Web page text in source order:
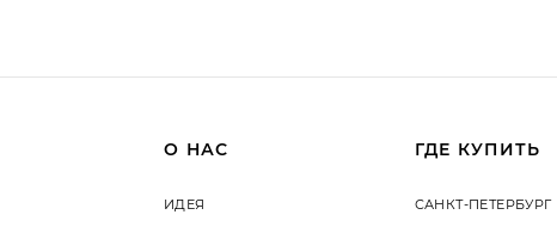
О НАС
ИДЕЯ
ГДЕ КУПИТЬ
САНКТ-ПЕТЕРБУРГ